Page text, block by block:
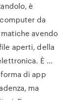
è
da
avendo
aperti, della
È …
di app
ma